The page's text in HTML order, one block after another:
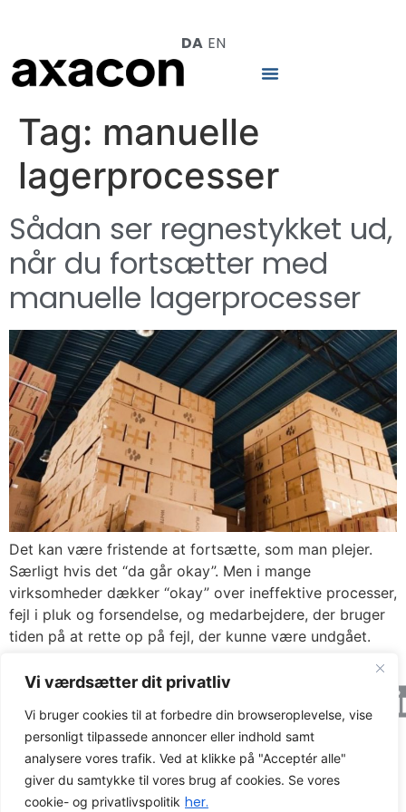
Vi værdsætter dit privatliv
Vi bruger cookies til at forbedre din browseroplevelse, vise
personligt tilpassede annoncer eller indhold samt
analysere vores trafik. Ved at klikke på "Acceptér alle"
giver du samtykke til vores brug af cookies. Se vores
cookie- og privatlivspolitik her.
DA EN
Tag: manuelle
lagerprocesser
Sådan ser regnestykket ud,
når du fortsætter med
manuelle lagerprocesser
Det kan være fristende at fortsætte, som man plejer.
Særligt hvis det “da går okay”. Men i mange
virksomheder dækker “okay” over ineffektive processer,
fejl i pluk og forsendelse, og medarbejdere, der bruger
tiden på at rette op på fejl, der kunne være undgået.
Axacon © 2026 All rights Reserved.
privatlivspolitik
CVR-nummer: 21680931